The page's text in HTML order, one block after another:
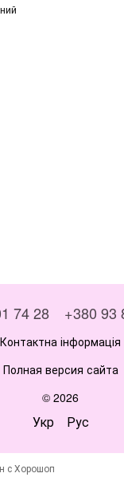
74 28 +380 93
Контактна інформація
Полная версия сайта
© 2026
Укр Рус
с Хорошоп